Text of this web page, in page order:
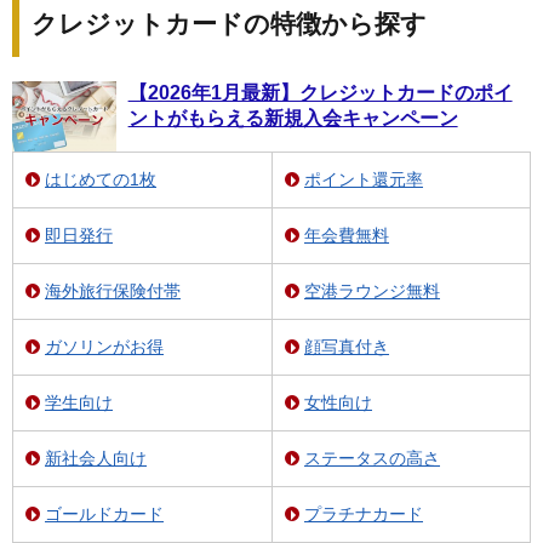
クレジットカードの特徴から探す
【2026年1月最新】クレジットカードのポイ
ントがもらえる新規入会キャンペーン
はじめての1枚 ポイント還元率
即日発行 年会費無料
海外旅行保険付帯 空港ラウンジ無料
ガソリンがお得 顔写真付き
学生向け 女性向け
新社会人向け ステータスの高さ
ゴールドカード プラチナカード